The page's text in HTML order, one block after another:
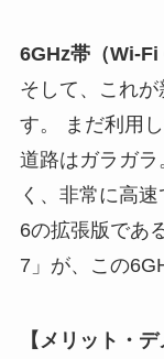
6GHz帯（Wi-Fi
そして、これ
す。 まだ利用
道路はガラガ
く、非常に高
6の拡張版であ
7」が、この
【メリット・